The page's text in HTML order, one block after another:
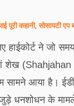
कहानी, सोसायटी एप
ने जो
शेख
आया है। ईडी
धनशोधन के